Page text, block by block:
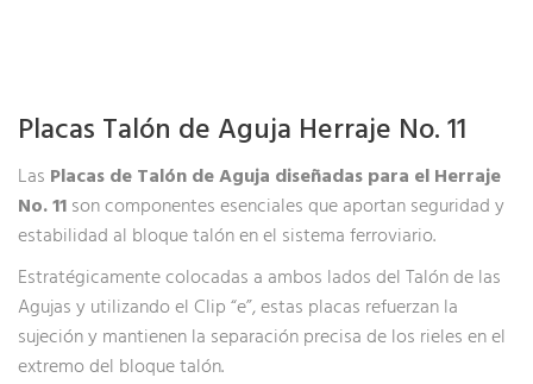
Placas Talón de Aguja Herraje No. 11
Las Placas de Talón de Aguja diseñadas para el Herraje
No. 11son componentes esenciales que aportan seguridad y
estabilidad al bloque talón en el sistema ferroviario.
Estratégicamente colocadas a ambos lados del Talón de las
Agujas y utilizando el Clip “e”, estas placas refuerzan la
sujeción y mantienen la separación precisa de los rieles en el
extremo del bloque talón.